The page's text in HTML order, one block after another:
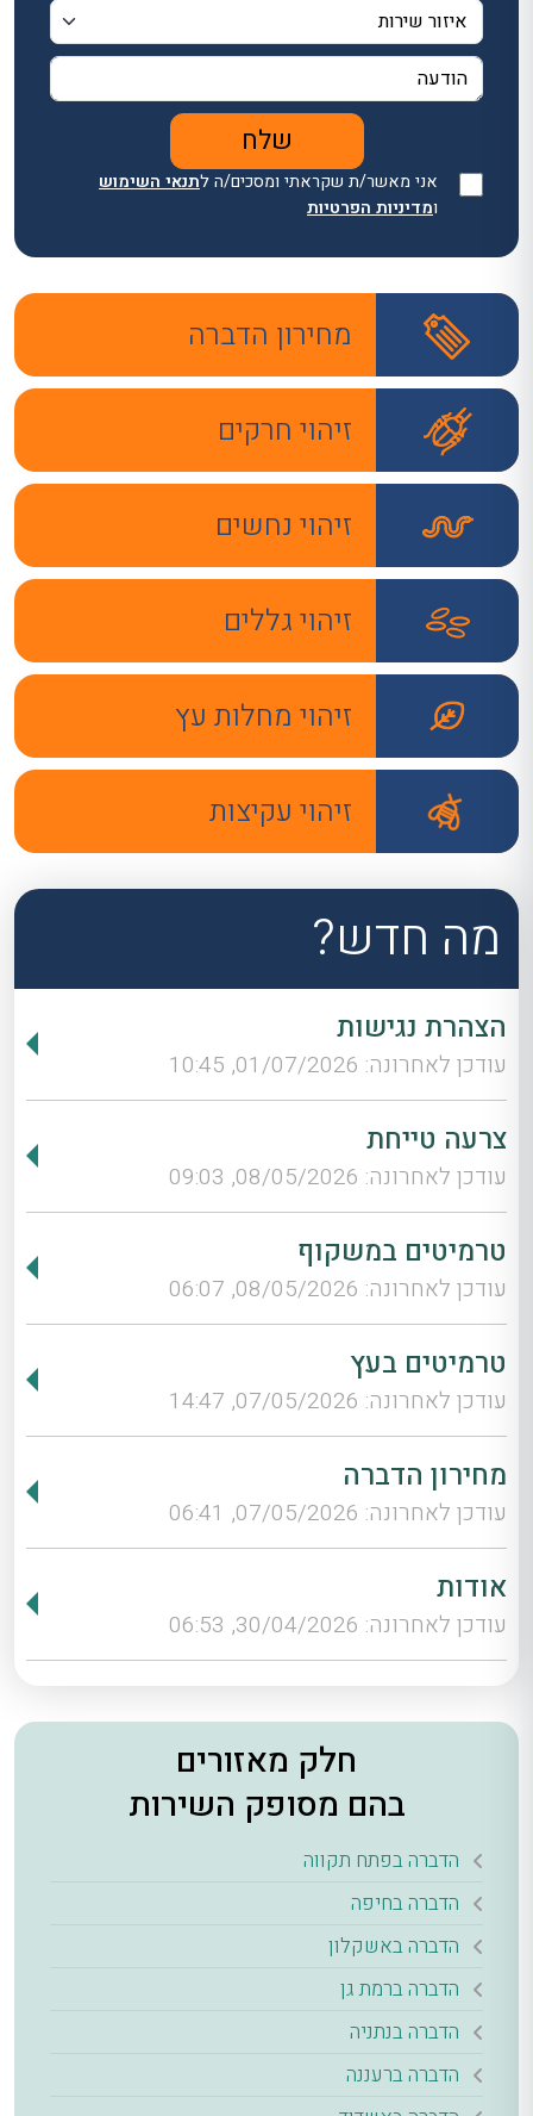
אני מאשר/ת שקראתי ומסכים/ה לתנאי השימוש
ומדיניות הפרטיות
מחירון הדברה
זיהוי חרקים
זיהוי נחשים
זיהוי גללים
זיהוי מחלות עץ
זיהוי עקיצות
מה חדש?
הצהרת נגישות
עודכן לאחרונה: 01/07/2026, 10:45
צרעה טייחת
עודכן לאחרונה: 08/05/2026, 09:03
טרמיטים במשקוף
עודכן לאחרונה: 08/05/2026, 06:07
טרמיטים בעץ
עודכן לאחרונה: 07/05/2026, 14:47
מחירון הדברה
עודכן לאחרונה: 07/05/2026, 06:41
אודות
עודכן לאחרונה: 30/04/2026, 06:53
חלק מאזורים
בהם מסופק השירות
הדברה בפתח תקווה
הדברה בחיפה
הדברה באשקלון
הדברה ברמת גן
הדברה בנתניה
הדברה ברעננה